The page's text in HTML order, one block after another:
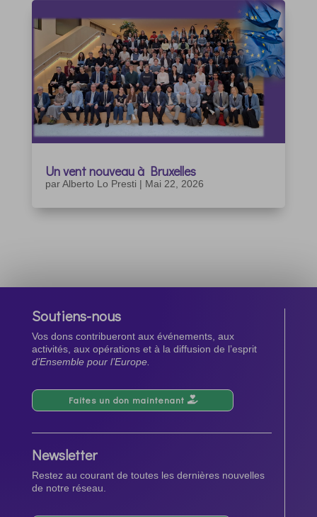
Un vent nouveau à Bruxelles
parAlberto Lo Presti | Mai 22, 2026
Soutiens-nous
Vos dons contribueront aux événements, aux
activités, aux opérations et à la diffusion de l’esprit
d’Ensemble pour l’Europe.
Faites un don maintenant
Newsletter
Restez au courant de toutes les dernières nouvelles
de notre réseau.